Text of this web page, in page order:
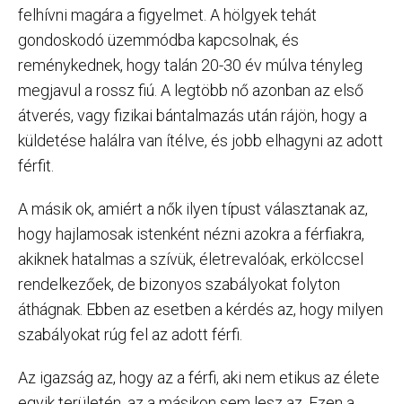
felhívni magára a figyelmet. A hölgyek tehát
gondoskodó üzemmódba kapcsolnak, és
reménykednek, hogy talán 20-30 év múlva tényleg
megjavul a rossz fiú. A legtöbb nő azonban az első
átverés, vagy fizikai bántalmazás után rájön, hogy a
küldetése halálra van ítélve, és jobb elhagyni az adott
férfit.
A másik ok, amiért a nők ilyen típust választanak az,
hogy hajlamosak istenként nézni azokra a férfiakra,
akiknek hatalmas a szívük, életrevalóak, erkölccsel
rendelkezőek, de bizonyos szabályokat folyton
áthágnak. Ebben az esetben a kérdés az, hogy milyen
szabályokat rúg fel az adott férfi.
Az igazság az, hogy az a férfi, aki nem etikus az élete